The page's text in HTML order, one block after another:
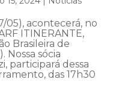
05), acontecerá, no
ITINERANTE,
Brasileira de
Nossa sócia
participará dessa
das 17h30